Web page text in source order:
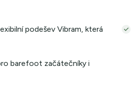
podešev Vibram, která
barefoot začátečníky i